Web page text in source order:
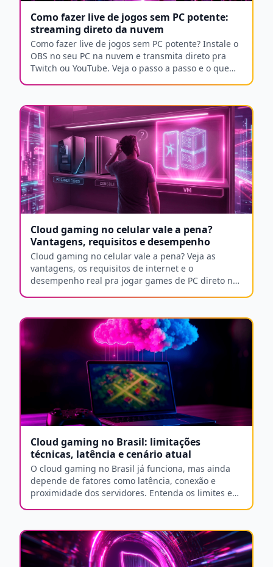
Como fazer live de jogos sem PC potente:
streaming direto da nuvem
Como fazer live de jogos sem PC potente? Instale o
OBS no seu PC na nuvem e transmita direto pra
Twitch ou YouTube. Veja o passo a passo e o que
Cloud gaming no celular vale a pena?
Vantagens, requisitos e desempenho
Cloud gaming no celular vale a pena? Veja as
vantagens, os requisitos de internet e o
desempenho real pra jogar games de PC direto no
Cloud gaming no Brasil: limitações
técnicas, latência e cenário atual
O cloud gaming no Brasil já funciona, mas ainda
depende de fatores como latência, conexão e
proximidade dos servidores. Entenda os limites e